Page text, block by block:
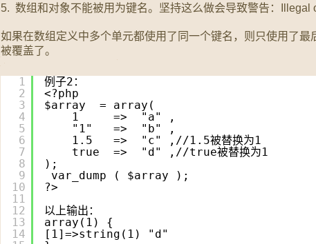
5. 数组和对象不能被用为键名。坚持这么做会导致警告：Illegal
如果在数组定义中多个单元都使用了同一个键名，则只使用了最
被覆盖了。
1
2
3
4
5
6
7
8
9
10
11
12
13
14
例子2：
<?php
$array  = array(
1     =>  "a" ,
"1"   =>  "b" ,
1.5   =>  "c" ,//1.5被替换为1
true  =>  "d" ,//true被替换为1
);
var_dump ( $array );
?>
以上输出：
array(1) {
[1]=>string(1) "d"